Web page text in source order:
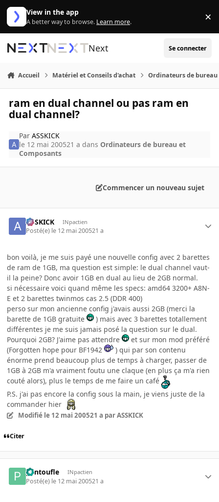
Aller au contenu
View in the app
A better way to browse. Learn more. ×
Next Se connecter
Accueil Matériel et Conseils d'achat Ordinateurs de bureau
ram en dual channel ou pas ram en
dual channel?
ParASSKICK
le 12 mai 200521 a dans Ordinateurs de bureau et
Composants
Commencer un nouveau sujet
ASSKICK INpactien
Posté(e) le 12 mai 200521 a
bon voilà, je me suis payé une nouvelle config avec 2 barettes
de ram de 1GB, ma question est simple: le dual channel vaut-
il la peine? Donc avoir 1GB en dual au lieu de 2GB normal.
si nécessaire voici quand même les specs: amd64 3200+ A8N-
E et 2 barettes twinmos cas 2.5 (DDR 400)
perso sur mon ancienne config j'avais aussi 2GB (merci la
barette de 1GB gratuite
) mais avec 3 barettes totallement
différentes je me suis jamais posé la question sur le dual.
Pourquoi 2GB? J'aime pas attendre
et sur mon mod préféré
(Forgotten hope pour BF1942
) qui par son contenu
énorme prend beaucoup plus de temps à charger, passer de
1GB à 2GB m'a vraiment foutu une claque (en plus ça m'a rien
couté alors), plus le temps de me faire un café
P.S. j'ai pas encore la config sous la main, je viens juste de la
commander hier
Modifié le 12 mai 200521 a par ASSKICK
Citer
pantoufle INpactien
Posté(e) le 12 mai 200521 a